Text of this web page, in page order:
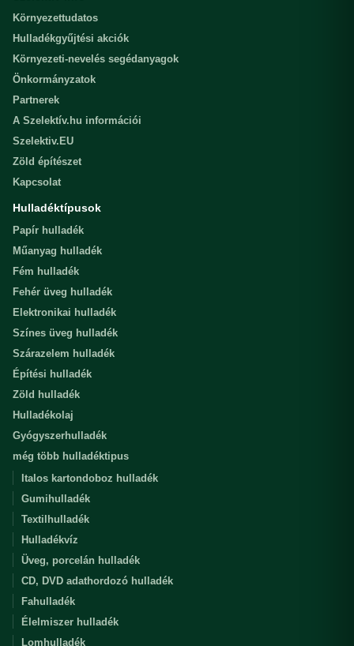
Környezettudatos
Hulladékgyűjtési akciók
Környezeti-nevelés segédanyagok
Önkormányzatok
Partnerek
A Szelektív.hu információi
Szelektiv.EU
Zöld építészet
Kapcsolat
Hulladéktípusok
Papír hulladék
Műanyag hulladék
Fém hulladék
Fehér üveg hulladék
Elektronikai hulladék
Színes üveg hulladék
Szárazelem hulladék
Építési hulladék
Zöld hulladék
Hulladékolaj
Gyógyszerhulladék
még több hulladéktipus
Italos kartondoboz hulladék
Gumihulladék
Textilhulladék
Hulladékvíz
Üveg, porcelán hulladék
CD, DVD adathordozó hulladék
Fahulladék
Élelmiszer hulladék
Lomhulladék